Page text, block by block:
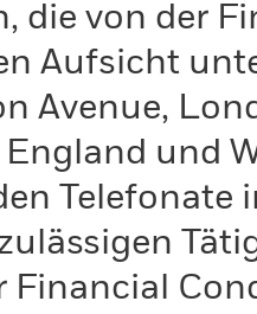
die von der
Aufsicht
Avenue,
und
Telefonate
Financial